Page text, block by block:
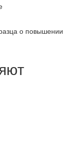
о повышении